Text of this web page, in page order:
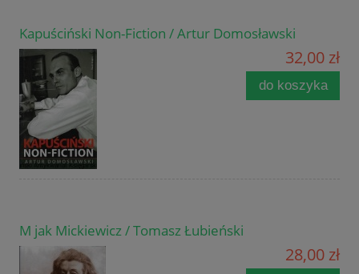
Kapuściński Non-Fiction / Artur Domosławski
32,00 zł
do koszyka
M jak Mickiewicz / Tomasz Łubieński
28,00 zł